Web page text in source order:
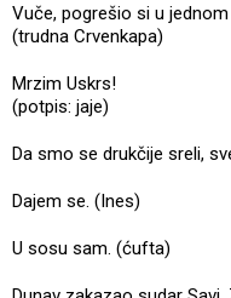
Vuče, pogrešio si u jednom
(trudna Crvenkapa)
Mrzim Uskrs!
(potpis: jaje)
Da smo se drukčije sreli,
Dajem se. (Ines)
U sosu sam. (ćufta)